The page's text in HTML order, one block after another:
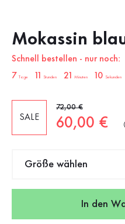
Mokassin
Schnell bestellen - nur noch:
sale.countdown.description
7 Tage 11 Stunden 21 Minuten 9 Sekunden
SALE
Alter Preis
72,00 €
Neuer
60,00 €
Größe wählen
In den